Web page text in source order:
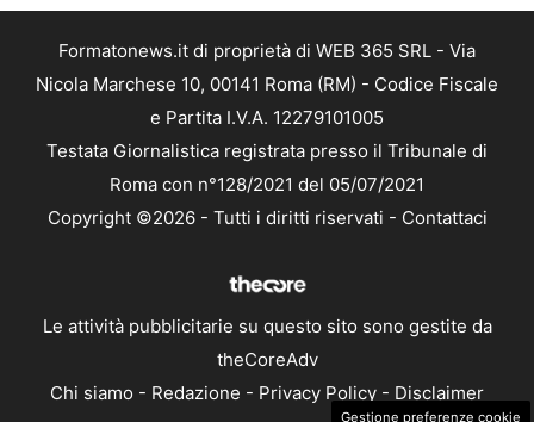
Formatonews.it di proprietà di WEB 365 SRL - Via
Nicola Marchese 10, 00141 Roma (RM) - Codice Fiscale
e Partita I.V.A. 12279101005
Testata Giornalistica registrata presso il Tribunale di
Roma con n°128/2021 del 05/07/2021
Copyright ©2026 - Tutti i diritti riservati - Contattaci
Le attività pubblicitarie su questo sito sono gestite da
theCoreAdv
Chi siamo - Redazione - Privacy Policy - Disclaimer
Gestione preferenze cookie